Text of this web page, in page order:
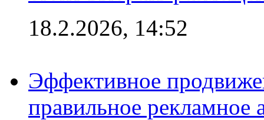
18.2.2026, 14:52
Эффективное
правильное рекламное